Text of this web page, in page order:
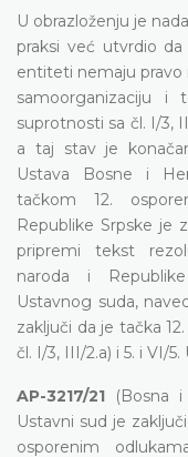
U obrazloženju je
praksi već utvrdio
entiteti nemaju pravo
samoorganizaciju
suprotnosti sa čl. I/3,
a taj stav je
Ustava Bosne i
tačkom 12.
Republike Srpske je
pripremi tekst
naroda i
Ustavnog suda,
zaključi da je tačka
čl. I/3, III/2.a) i 5. i VI/
AP-3217/21 (Bosna
Ustavni sud je
osporenim